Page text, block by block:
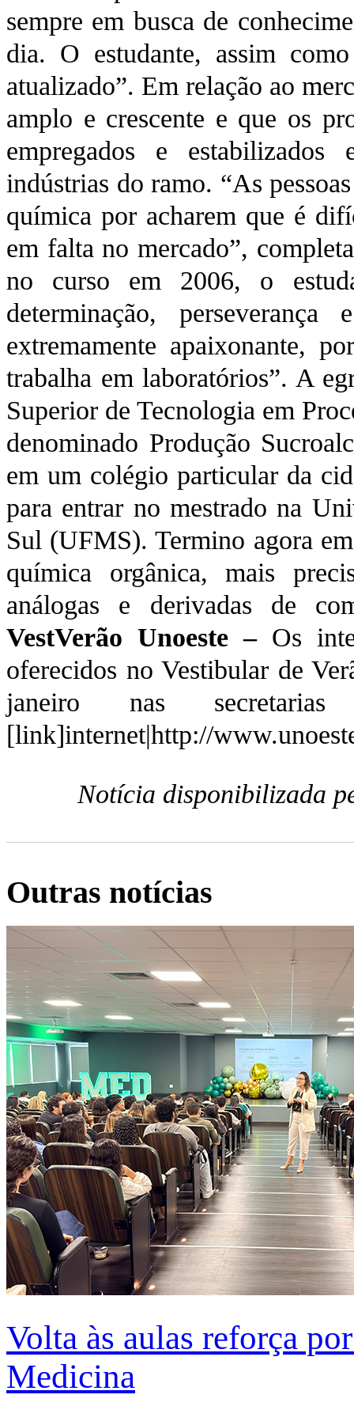
sempre em busca de
dia. O estudante, assim
atualizado”. Em relação ao
amplo e crescente e que os
empregados e
indústrias do ramo. “As
química por acharem que é
em falta no mercado”,
no curso em 2006, o
determinação,
extremamente apaixonante,
trabalha em laboratórios”. A
Superior de Tecnologia em
denominado Produção
em um colégio particular da
para entrar no mestrado na
Sul (UFMS). Termino agora
química orgânica, mais
análogas e derivadas de
VestVerão Unoeste –Os
oferecidos no Vestibular de
janeiro nas
[link]internet|http://
Notícia disponibilizada
Outras notícias
Volta às aulas reforça
Medicina